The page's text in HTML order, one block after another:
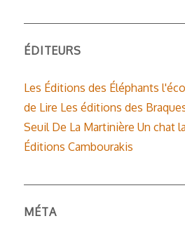
ÉDITEURS
Les Éditions des Éléphants
de Lire Les éditions des
Seuil De La Martinière Un chat
Éditions Cambourakis
MÉTA